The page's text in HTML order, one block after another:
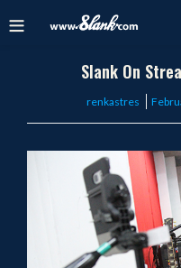
Slank On
renkastres